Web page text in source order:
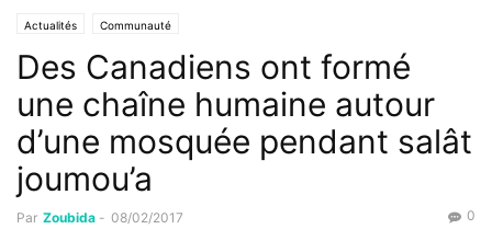
Actualités Communauté
Des Canadiens ont formé
une chaîne humaine autour
d’une mosquée pendant salât
joumou’a
Par Zoubida - 08/02/2017 0